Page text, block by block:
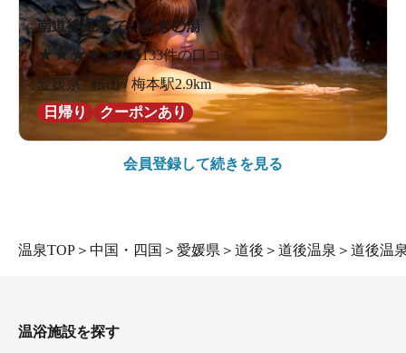
南道後温泉 ていれぎの湯
★★★★★4.6133件の口コミ
愛媛県 / 松山 / 梅本駅2.9km
日帰り
クーポンあり
会員登録して続きを見る
温泉TOP ＞ 中国・四国 ＞ 愛媛県 ＞ 道後 ＞ 道後温泉 ＞ 道後温
温浴施設を探す